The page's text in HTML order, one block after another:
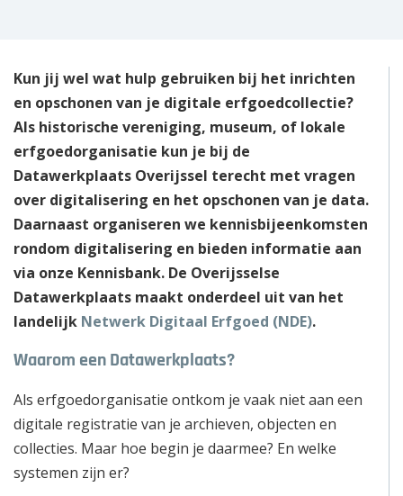
Kun jij wel wat hulp gebruiken bij het inrichten
en opschonen van je digitale erfgoedcollectie?
Als historische vereniging, museum, of lokale
erfgoedorganisatie kun je bij de
Datawerkplaats Overijssel terecht met vragen
over digitalisering en het opschonen van je data.
Daarnaast organiseren we kennisbijeenkomsten
rondom digitalisering en bieden informatie aan
via onze Kennisbank. De Overijsselse
Datawerkplaats maakt onderdeel uit van het
landelijk Netwerk Digitaal Erfgoed (NDE).
Waarom een Datawerkplaats?
Als erfgoedorganisatie ontkom je vaak niet aan een
digitale registratie van je archieven, objecten en
collecties. Maar hoe begin je daarmee? En welke
systemen zijn er?